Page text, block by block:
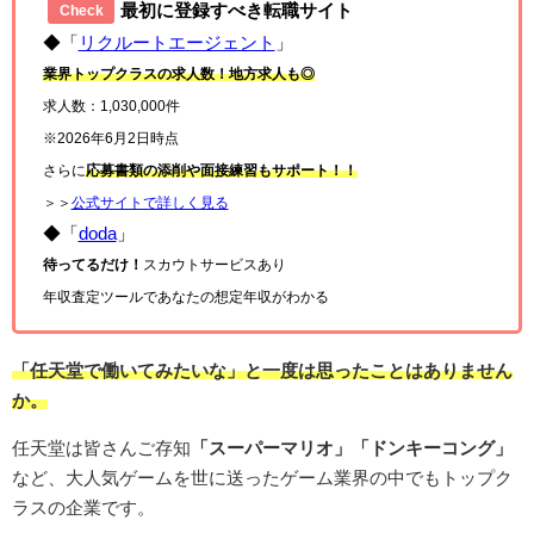
Check
最初に登録すべき転職サイト
◆「 リクルートエージェント 」
業界トップクラスの求人数！地方求人も◎
求人数：1,030,000件
※2026年6月2日時点
さらに応募書類の添削や面接練習もサポート！！
＞＞ 公式サイトで詳しく見る
◆「 doda」
待ってるだけ！ スカウトサービスあり
年収査定ツールであなたの想定年収がわかる
「任天堂で働いてみたいな」と一度は思ったことはありません
か。
任天堂は皆さんご存知 「スーパーマリオ」「ドンキーコング」
など、大人気ゲームを世に送ったゲーム業界の中でもトップク
ラスの企業です。